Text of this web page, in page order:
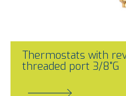
Thermostats with
threaded port 3/8"G